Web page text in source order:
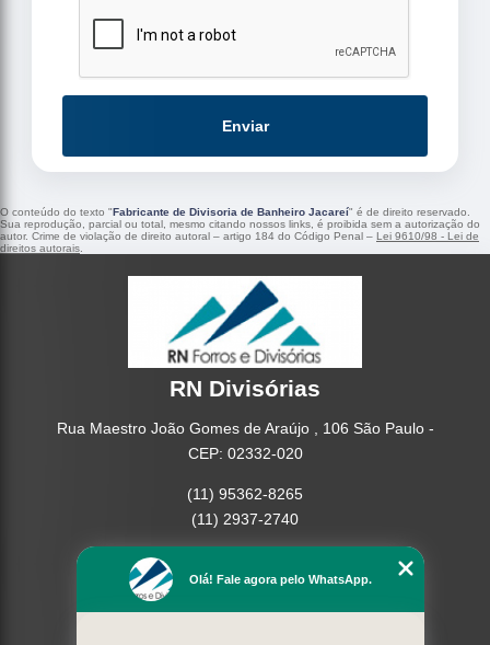
Enviar
O conteúdo do texto "Fabricante de Divisoria de Banheiro Jacareí" é de direito reservado.
Sua reprodução, parcial ou total, mesmo citando nossos links, é proibida sem a autorização do
autor. Crime de violação de direito autoral – artigo 184 do Código Penal – Lei 9610/98 - Lei de
direitos autorais
RN Divisórias
Rua Maestro João Gomes de Araújo , 106 São Paulo -
CEP: 02332-020
(11) 95362-8265
(11) 2937-2740
Empresa
Missão
Olá! Fale agora pelo WhatsApp.